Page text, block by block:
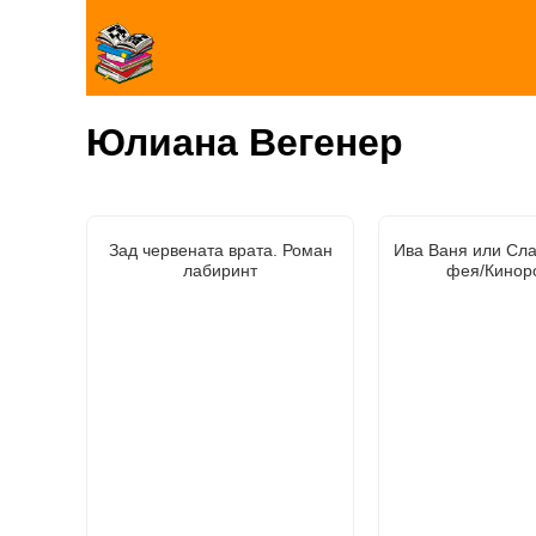
Юлиана Вегенер
Зад червената врата. Роман
лабиринт
Ива Ваня или
фея/